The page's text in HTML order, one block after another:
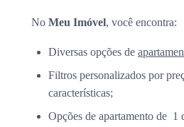
No Meu Imóvel, você encontra:
Diversas opções de
Filtros personalizados por
características;
Opções de apartamento de 1